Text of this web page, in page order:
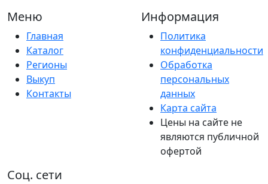
Меню
Главная
Каталог
Регионы
Выкуп
Контакты
Информация
Политика
конфиденциальности
Обработка
персональных
данных
Карта сайта
Цены на сайте не
являются публичной
офертой
Соц. сети